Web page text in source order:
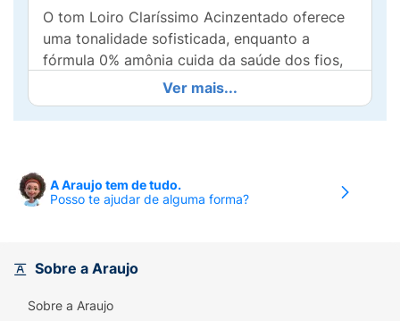
O tom Loiro Claríssimo Acinzentado oferece
uma tonalidade sofisticada, enquanto a
fórmula 0% amônia cuida da saúde dos fios,
proporcionando uma coloração suave e livre
de danos. Essa coloração não apenas oferece
100% de cobertura dos brancos, mas também
reduzindo a quebra em até 99%.
escolha perfeita para quem quer destacar sua
Ver mais...
A Araujo tem de tudo.
Posso te ajudar de alguma forma?
Sobre a Araujo
Sobre a Araujo